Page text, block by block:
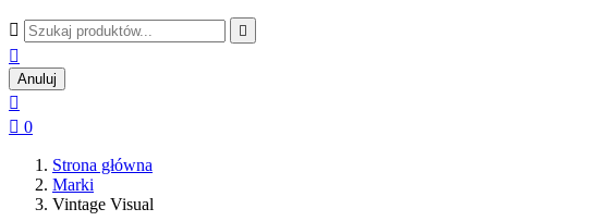
 

Anuluj

 0
Strona główna
Marki
Vintage Visual